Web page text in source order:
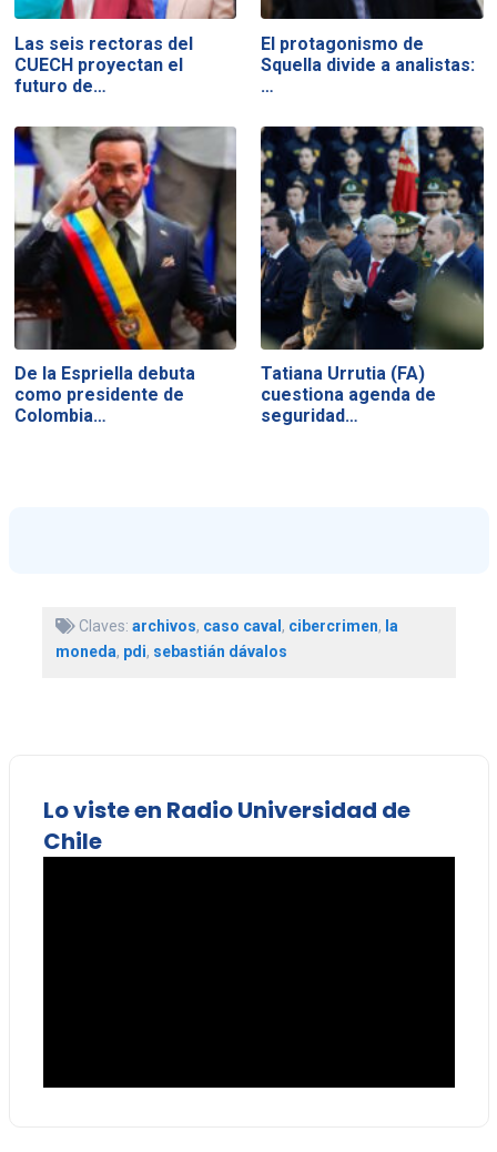
Las seis rectoras del
CUECH proyectan el
futuro de…
El protagonismo de
Squella divide a analistas:
…
De la Espriella debuta
como presidente de
Colombia…
Tatiana Urrutia (FA)
cuestiona agenda de
seguridad…
Claves: archivos, caso caval, cibercrimen, la
moneda, pdi, sebastián dávalos
Lo viste en Radio Universidad de
Chile